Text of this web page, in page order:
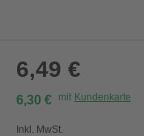
6,49 €
6,30 € mit Kundenkarte
Inkl. MwSt.